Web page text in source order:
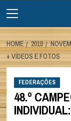
Menu
HOME 2010
+ VÍDEOS E FOTOS
FEDERAÇÕES
48.º